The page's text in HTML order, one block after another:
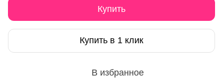
Купить
Купить в 1 клик
В избранное